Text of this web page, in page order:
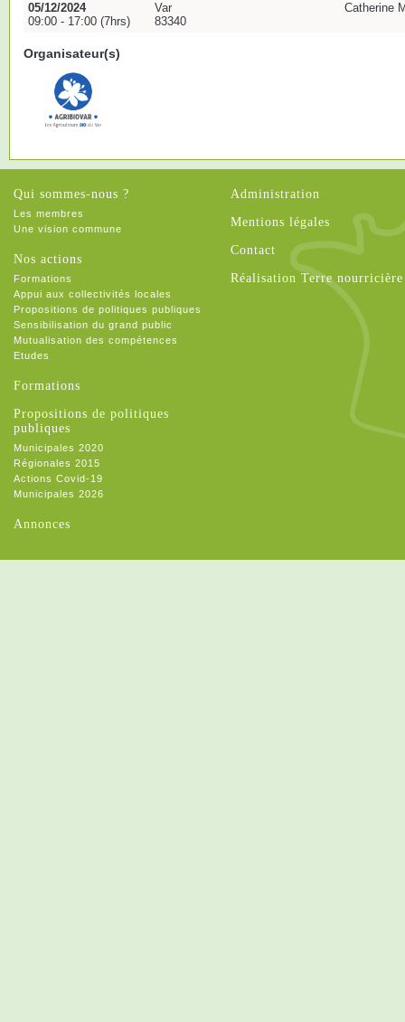
05/12/2024
09:00 - 17:00 (7hrs)
Var
83340
Catherine
Organisateur(s)
Qui sommes-nous ?
Les membres
Une vision commune
Nos actions
Formations
Appui aux collectivités locales
Propositions de politiques publiques
Sensibilisation du grand public
Mutualisation des compétences
Etudes
Formations
Propositions de politiques
publiques
Municipales 2020
Régionales 2015
Actions Covid-19
Municipales 2026
Annonces
Administration
Mentions légales
Contact
Réalisation Terre nourricière